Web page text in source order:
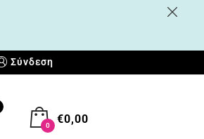
Σύνδεση
0 €0,00